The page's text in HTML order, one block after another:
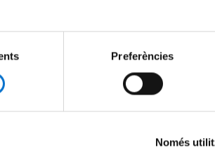
Preferències
Només
Gender
and image politics in the Cold